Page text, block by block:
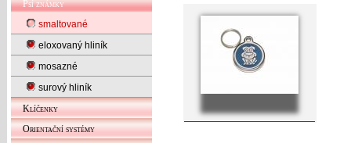
Psí známky
smaltované
eloxovaný hliník
mosazné
surový hliník
Klíčenky
Orientační systémy